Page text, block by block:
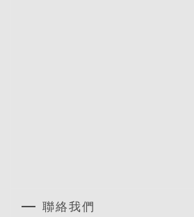
聯絡我們